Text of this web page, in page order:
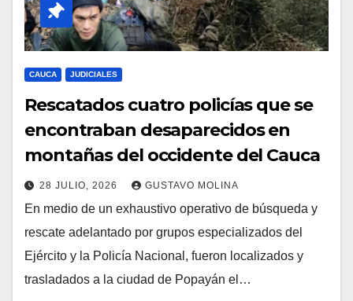
CAUCA JUDICIALES
Rescatados cuatro policías que se
encontraban desaparecidos en
montañas del occidente del Cauca
28 JULIO, 2026 GUSTAVO MOLINA
En medio de un exhaustivo operativo de búsqueda y
rescate adelantado por grupos especializados del
Ejército y la Policía Nacional, fueron localizados y
trasladados a la ciudad de Popayán el…